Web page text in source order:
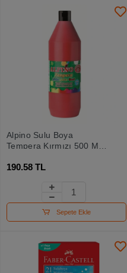
Alpino Sulu Boya
Tempera Kırmızı 500 Ml
190.58 TL
Sepete Ekle